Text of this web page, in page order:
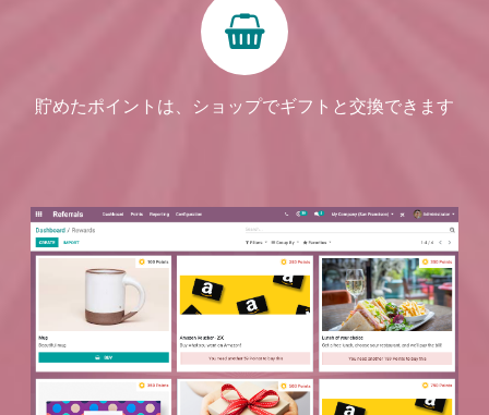
貯めたポイントは、ショップでギフトと交換できます